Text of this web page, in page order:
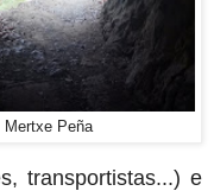
Mertxe Peña
transportistas...) e